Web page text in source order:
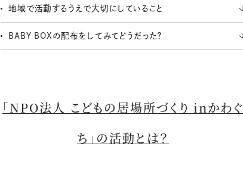
地域で活動するうえで大切にしていること
BABY BOXの配布をしてみてどうだった？
「NPO法人 こどもの居場所づくり inかわぐ
ち」の活動とは？